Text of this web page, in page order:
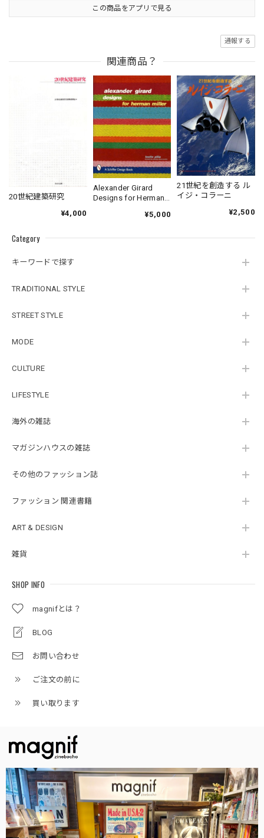
Category
キーワードで探す
TRADITIONAL STYLE
STREET STYLE
MODE
CULTURE
LIFESTYLE
海外の雑誌
マガジンハウスの雑誌
その他のファッション誌
ファッション 関連書籍
ART & DESIGN
雑貨
SHOP INFO
magnifとは？
BLOG
お問い合わせ
ご注文の前に
買い取ります
この商品をアプリで見る
通報する
関連商品？
20世紀建築研究
¥4,000
Alexander Girard
Designs for Herman
¥5,000
21世紀を創造する ル
イジ・コラーニ
¥2,500